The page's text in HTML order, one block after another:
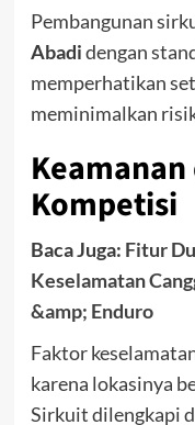
Pembangunan
Abadidengan
memperhatikan
meminimalkan
Kompetisi
Baca Juga: Fitur
Keselamatan
&amp; Enduro
Faktor
karena lokasinya
Sirkuit dilengkapi